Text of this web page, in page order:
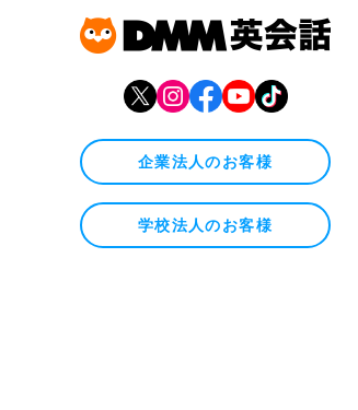
企業法人のお客様
学校法人のお客様